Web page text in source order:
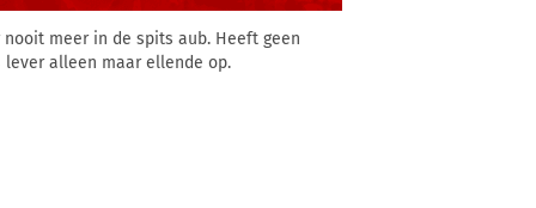
meer in de spits aub. Heeft geen
alleen maar ellende op.